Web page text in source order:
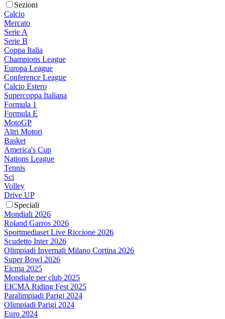
Sezioni
Calcio
Mercato
Serie A
Serie B
Coppa Italia
Champions League
Europa League
Conference League
Calcio Estero
Supercoppa Italiana
Formula 1
Formula E
MotoGP
Altri Motori
Basket
America's Cup
Nations League
Tennis
Sci
Volley
Drive UP
Speciali
Mondiali 2026
Roland Garros 2026
Sportmediaset Live Riccione 2026
Scudetto Inter 2026
Olimpiadi Invernali Milano Cortina 2026
Super Bowl 2026
Eicma 2025
Mondiale per club 2025
EICMA Riding Fest 2025
Paralimpiadi Parigi 2024
Olimpiadi Parigi 2024
Euro 2024